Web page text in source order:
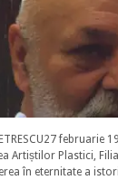
februarie
Artiștilor Plastici,
în eternitate a